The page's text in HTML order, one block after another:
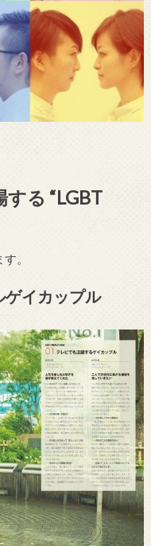
る “LGBT
。
ゲイカップル